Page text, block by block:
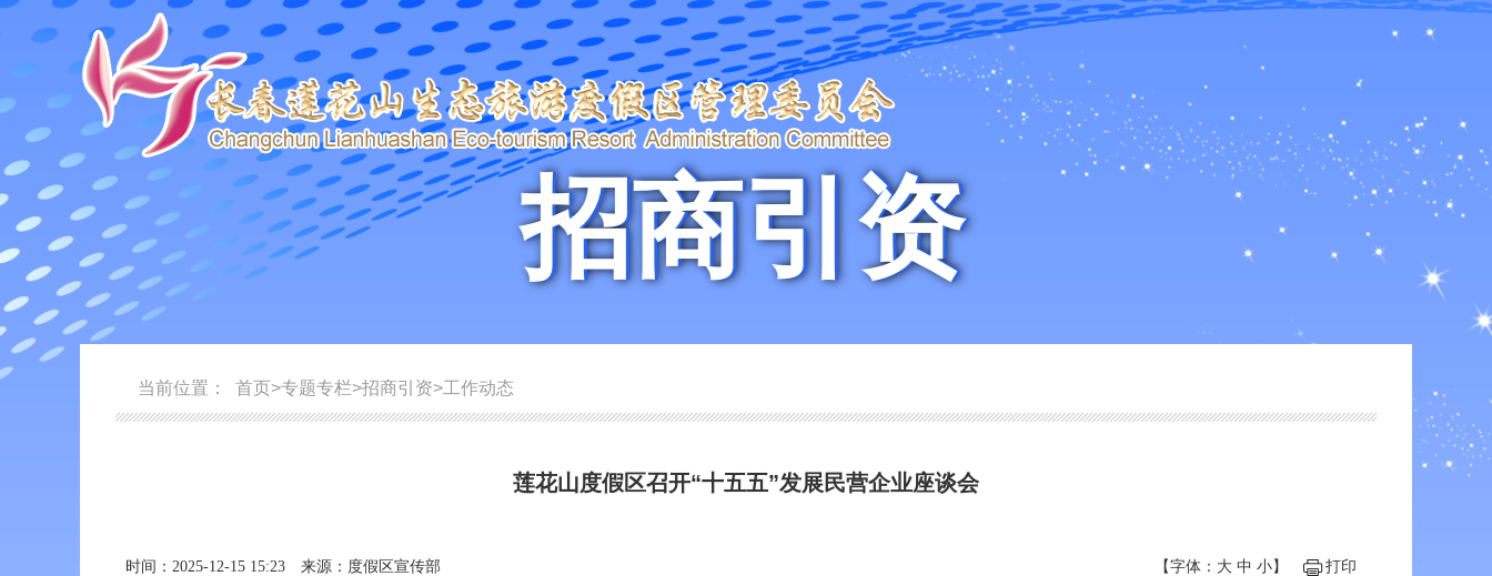
招商引资
招商引资
当前位置： 首页>专题专栏>招商引资>工作动态
莲花山度假区召开“十五五”发展民营企业座谈会
时间：2025-12-15 15:23 来源：度假区宣传部 【字体： 大 中 小】 打印